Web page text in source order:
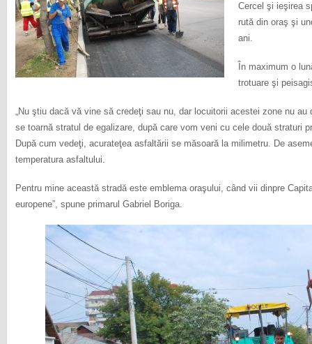
Cercel şi ieşirea
rută din oraş şi
ani.
În maximum o
trotuare şi
„Nu ştiu dacă vă vine să credeţi sau nu, dar locuitorii acestei zone nu
se toarnă stratul de egalizare, după care vom veni cu cele două straturi
După cum vedeţi, acurateţea asfaltării se măsoară la milimetru. De
temperatura asfaltului.
Pentru mine această stradă este emblema oraşului, când vii dinpre
europene”, spune primarul Gabriel Boriga.